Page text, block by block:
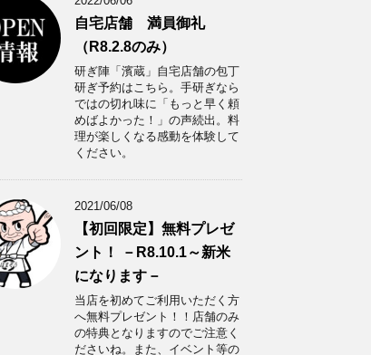
自宅店舗 満員御礼
（R8.2.8のみ）
研ぎ陣「濱蔵」自宅店舗の包丁
研ぎ予約はこちら。手研ぎなら
ではの切れ味に「もっと早く頼
めばよかった！」の声続出。料
理が楽しくなる感動を体験して
ください。
2021/06/08
【初回限定】無料プレゼ
ント！ －R8.10.1～新米
になります－
当店を初めてご利用いただく方
へ無料プレゼント！！店舗のみ
の特典となりますのでご注意く
ださいね。また、イベント等の